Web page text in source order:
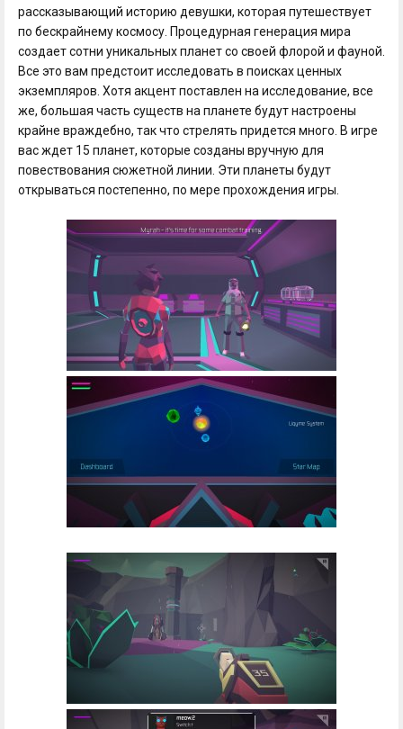
рассказывающий историю девушки, которая путешествует
по бескрайнему космосу. Процедурная генерация мира
создает сотни уникальных планет со своей флорой и фауной.
Все это вам предстоит исследовать в поисках ценных
экземпляров. Хотя акцент поставлен на исследование, все
же, большая часть существ на планете будут настроены
крайне враждебно, так что стрелять придется много. В игре
вас ждет 15 планет, которые созданы вручную для
повествования сюжетной линии. Эти планеты будут
открываться постепенно, по мере прохождения игры.